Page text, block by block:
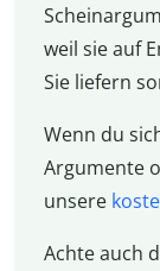
weil sie auf
Sie liefern
Wenn du
Argumente
unsere
Achte auch